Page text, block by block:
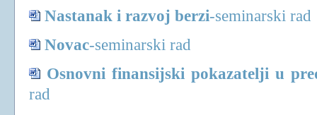
Nastanak i razvoj berzi-seminarski rad
Novac-seminarski rad
Osnovni finansijski pokazatelji u
rad